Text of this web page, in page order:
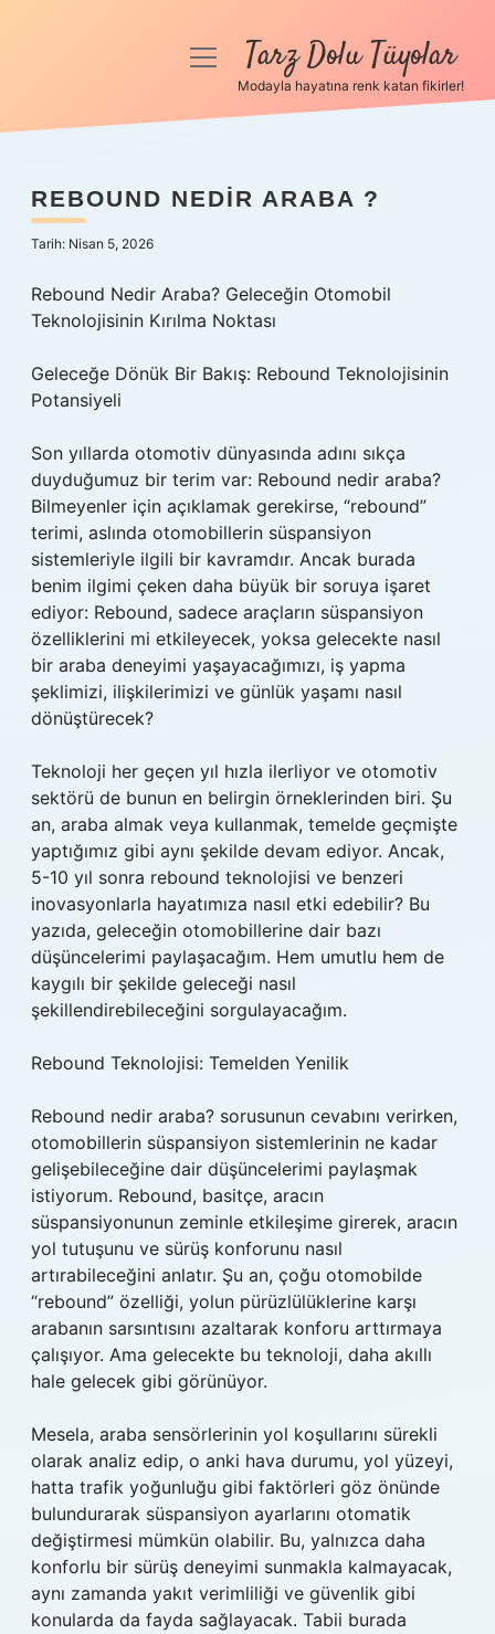
Anasayfa
Yasal Uyarı
menüyüTarz Dolu Tüyolar
Modayla hayatına renk katan fikirler!
REBOUND NEDIR ARABA ?
Tarih: Nisan 5, 2026
Rebound Nedir Araba? Geleceğin Otomobil
Teknolojisinin Kırılma Noktası
Geleceğe Dönük Bir Bakış: Rebound Teknolojisinin
Potansiyeli
Son yıllarda otomotiv dünyasında adını sıkça
duyduğumuz bir terim var: Rebound nedir araba?
Bilmeyenler için açıklamak gerekirse, “rebound”
terimi, aslında otomobillerin süspansiyon
sistemleriyle ilgili bir kavramdır. Ancak burada
benim ilgimi çeken daha büyük bir soruya işaret
ediyor: Rebound, sadece araçların süspansiyon
özelliklerini mi etkileyecek, yoksa gelecekte nasıl
bir araba deneyimi yaşayacağımızı, iş yapma
şeklimizi, ilişkilerimizi ve günlük yaşamı nasıl
dönüştürecek?
Teknoloji her geçen yıl hızla ilerliyor ve otomotiv
sektörü de bunun en belirgin örneklerinden biri. Şu
an, araba almak veya kullanmak, temelde geçmişte
yaptığımız gibi aynı şekilde devam ediyor. Ancak,
5-10 yıl sonra rebound teknolojisi ve benzeri
inovasyonlarla hayatımıza nasıl etki edebilir? Bu
yazıda, geleceğin otomobillerine dair bazı
düşüncelerimi paylaşacağım. Hem umutlu hem de
kaygılı bir şekilde geleceği nasıl
şekillendirebileceğini sorgulayacağım.
Rebound Teknolojisi: Temelden Yenilik
Rebound nedir araba? sorusunun cevabını verirken,
otomobillerin süspansiyon sistemlerinin ne kadar
gelişebileceğine dair düşüncelerimi paylaşmak
istiyorum. Rebound, basitçe, aracın
süspansiyonunun zeminle etkileşime girerek, aracın
yol tutuşunu ve sürüş konforunu nasıl
artırabileceğini anlatır. Şu an, çoğu otomobilde
“rebound” özelliği, yolun pürüzlülüklerine karşı
arabanın sarsıntısını azaltarak konforu arttırmaya
çalışıyor. Ama gelecekte bu teknoloji, daha akıllı
hale gelecek gibi görünüyor.
Mesela, araba sensörlerinin yol koşullarını sürekli
olarak analiz edip, o anki hava durumu, yol yüzeyi,
hatta trafik yoğunluğu gibi faktörleri göz önünde
bulundurarak süspansiyon ayarlarını otomatik
değiştirmesi mümkün olabilir. Bu, yalnızca daha
konforlu bir sürüş deneyimi sunmakla kalmayacak,
aynı zamanda yakıt verimliliği ve güvenlik gibi
konularda da fayda sağlayacak. Tabii burada